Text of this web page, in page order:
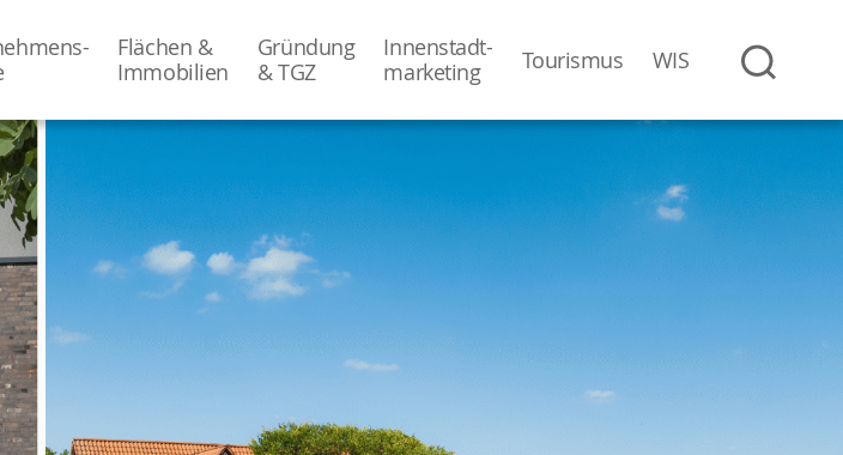
Flächen &
Immobilien
Gründung
& TGZ
Innenstadt-
­marketing
Tourismus WIS